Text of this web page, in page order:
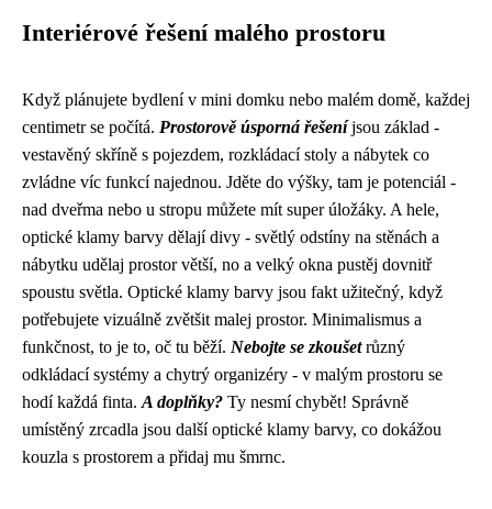
Interiérové řešení malého prostoru
Když plánujete bydlení v mini domku nebo malém domě, každej
centimetr se počítá. Prostorově úsporná řešeníjsou základ -
vestavěný skříně s pojezdem, rozkládací stoly a nábytek co
zvládne víc funkcí najednou. Jděte do výšky, tam je potenciál -
nad dveřma nebo u stropu můžete mít super úložáky. A hele,
optické klamy barvy dělají divy - světlý odstíny na stěnách a
nábytku udělaj prostor větší, no a velký okna pustěj dovnitř
spoustu světla. Optické klamy barvy jsou fakt užitečný, když
potřebujete vizuálně zvětšit malej prostor. Minimalismus a
funkčnost, to je to, oč tu běží. Nebojte se zkoušetrůzný
odkládací systémy a chytrý organizéry - v malým prostoru se
hodí každá finta. A doplňky? Ty nesmí chybět! Správně
umístěný zrcadla jsou další optické klamy barvy, co dokážou
kouzla s prostorem a přidaj mu šmrnc.